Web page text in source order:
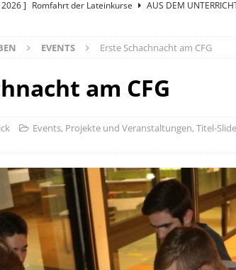
2026 ] Romfahrt der Lateinkurse
AUS DEM
2026 ]
Zwei erlebnisreiche Tage in Lille
AUS DEM UNTERRICHT
EVENTS Erste Schachnacht am CFG
am CFG
Events, Projekte und Veranstaltungen,Titel-